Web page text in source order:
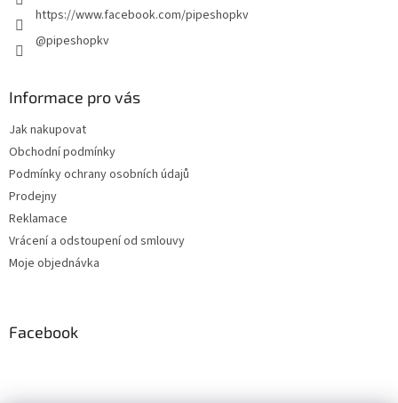
https://www.facebook.com/pipeshopkv
@pipeshopkv
Informace pro vás
Jak nakupovat
Obchodní podmínky
Podmínky ochrany osobních údajů
Prodejny
Reklamace
Vrácení a odstoupení od smlouvy
Moje objednávka
Facebook